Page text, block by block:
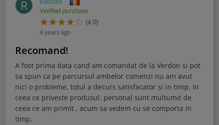
R Verified purchase
(4.0)
4 years ago
Recomand!
A fost prima data cand am comandat de la Verdon si pot
sa spun ca pe parcursul ambelor comenzi nu am avut
nici o probleme, totul a decurs satisfacator si in timp. In
ceea ce priveste produsul, personal sunt multumit de
ceea ce am primit , acum sa vedem cu se comporta in
timp.